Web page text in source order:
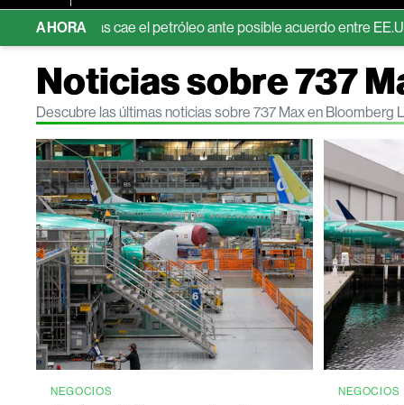
AHORA
cae el petróleo ante posible acuerdo entre EE.UU. e Irán
Noticias sobre 737
Descubre las últimas noticias sobre 737 Max en Bloomberg
NEGOCIOS NEGOCIOS